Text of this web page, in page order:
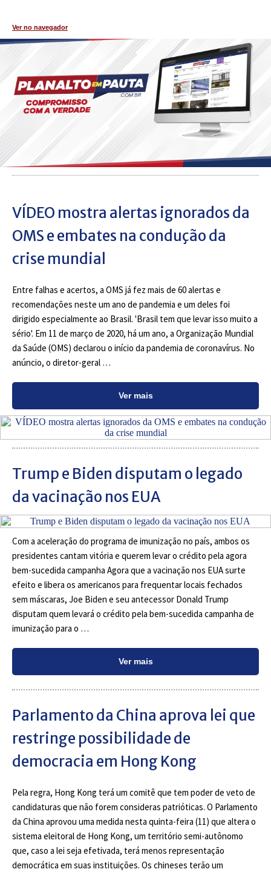
Ver no navegador
VÍDEO mostra alertas ignorados da
OMS e embates na condução da
crise mundial
Entre falhas e acertos, a OMS já fez mais de 60 alertas e
recomendações neste um ano de pandemia e um deles foi
dirigido especialmente ao Brasil. 'Brasil tem que levar isso muito a
sério'. Em 11 de março de 2020, há um ano, a Organização Mundial
da Saúde (OMS) declarou o início da pandemia de coronavírus. No
anúncio, o diretor-geral …
Ver mais
Trump e Biden disputam o legado
da vacinação nos EUA
Com a aceleração do programa de imunização no país, ambos os
presidentes cantam vitória e querem levar o crédito pela agora
bem-sucedida campanha Agora que a vacinação nos EUA surte
efeito e libera os americanos para frequentar locais fechados
sem máscaras, Joe Biden e seu antecessor Donald Trump
disputam quem levará o crédito pela bem-sucedida campanha de
imunização para o …
Ver mais
Parlamento da China aprova lei que
restringe possibilidade de
democracia em Hong Kong
Pela regra, Hong Kong terá um comitê que tem poder de veto de
candidaturas que não forem consideras patrióticas. O Parlamento
da China aprovou uma medida nesta quinta-feira (11) que altera o
sistema eleitoral de Hong Kong, um território semi-autônomo
que, caso a lei seja efetivada, terá menos representação
democrática em suas instituições. Os chineses terão um